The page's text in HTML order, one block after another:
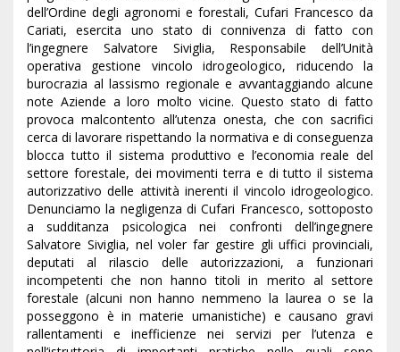
dell’Ordine degli agronomi e forestali, Cufari Francesco da
Cariati, esercita uno stato di connivenza di fatto con
l’ingegnere Salvatore Siviglia, Responsabile dell’Unità
operativa gestione vincolo idrogeologico, riducendo la
burocrazia al lassismo regionale e avvantaggiando alcune
note Aziende a loro molto vicine. Questo stato di fatto
provoca malcontento all’utenza onesta, che con sacrifici
cerca di lavorare rispettando la normativa e di conseguenza
blocca tutto il sistema produttivo e l’economia reale del
settore forestale, dei movimenti terra e di tutto il sistema
autorizzativo delle attività inerenti il vincolo idrogeologico.
Denunciamo la negligenza di Cufari Francesco, sottoposto
a sudditanza psicologica nei confronti dell’ingegnere
Salvatore Siviglia, nel voler far gestire gli uffici provinciali,
deputati al rilascio delle autorizzazioni, a funzionari
incompetenti che non hanno titoli in merito al settore
forestale (alcuni non hanno nemmeno la laurea o se la
posseggono è in materie umanistiche) e causano gravi
rallentamenti e inefficienze nei servizi per l’utenza e